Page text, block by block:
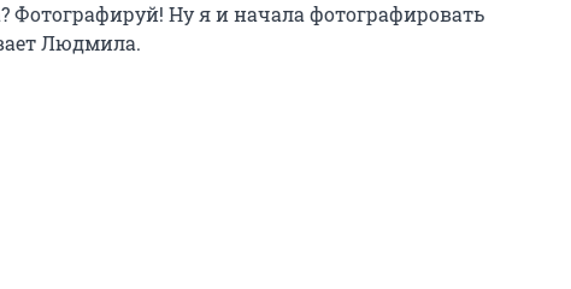
Фотографируй! Ну я и начала фотографировать
Людмила.